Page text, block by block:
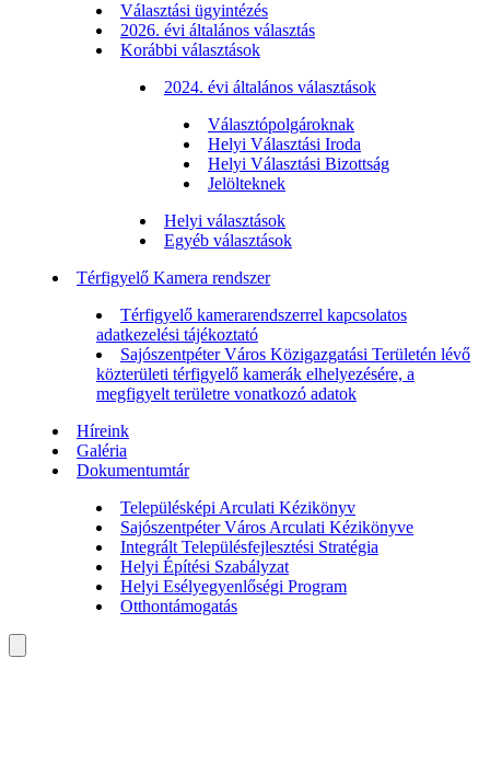
Választási ügyintézés
2026. évi általános választás
Korábbi választások
2024. évi általános választások
Választópolgároknak
Helyi Választási Iroda
Helyi Választási Bizottság
Jelölteknek
Helyi választások
Egyéb választások
Térfigyelő Kamera rendszer
Térfigyelő kamerarendszerrel kapcsolatos
adatkezelési tájékoztató
Sajószentpéter Város Közigazgatási Területén lévő
közterületi térfigyelő kamerák elhelyezésére, a
megfigyelt területre vonatkozó adatok
Híreink
Galéria
Dokumentumtár
Településképi Arculati Kézikönyv
Sajószentpéter Város Arculati Kézikönyve
Integrált Településfejlesztési Stratégia
Helyi Építési Szabályzat
Helyi Esélyegyenlőségi Program
Otthontámogatás